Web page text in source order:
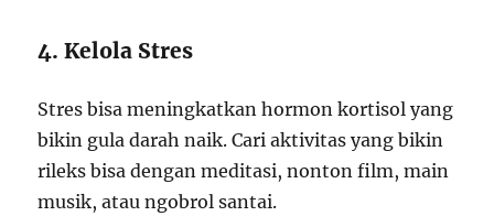
4. Kelola Stres
Stres bisa meningkatkan hormon kortisol yang
bikin gula darah naik. Cari aktivitas yang bikin
rileks bisa dengan meditasi, nonton film, main
musik, atau ngobrol santai.